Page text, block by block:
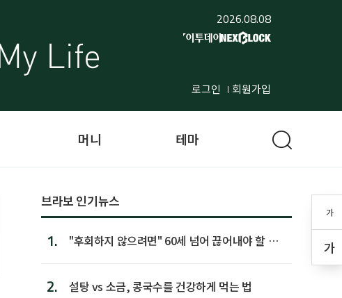
2026.08.08
로그인 회원가입
가
가
머니 테마
브라보 인기뉴스
1.
"후회하지 않으려면" 60세 넘어 끊어내야 할 사
2. 설탕 vs 소금, 콩국수를 건강하게 먹는 법